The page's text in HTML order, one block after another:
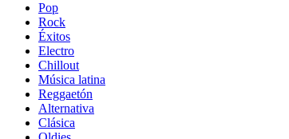
Pop
Rock
Éxitos
Electro
Chillout
Música latina
Reggaetón
Alternativa
Clásica